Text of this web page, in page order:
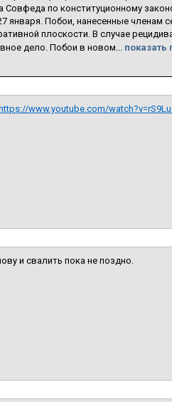
по конституционному
января. Побои, нанесенные членам
плоскости. В случае
дело. Побои в новом... показать
https://www.youtube.com/
и свалить пока не поздно.